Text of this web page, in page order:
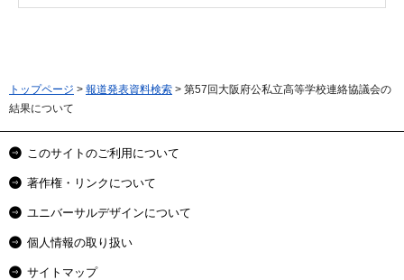
トップページ > 報道発表資料検索 > 第57回大阪府公私立高等学校連絡協議会の
結果について
このサイトのご利用について
著作権・リンクについて
ユニバーサルデザインについて
個人情報の取り扱い
サイトマップ